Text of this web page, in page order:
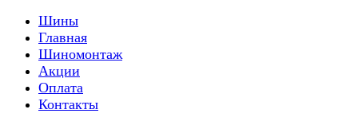
Шины
Главная
Шиномонтаж
Акции
Оплата
Контакты